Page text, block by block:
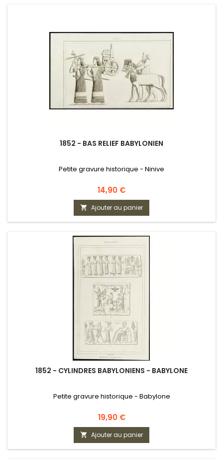
1852 - BAS RELIEF BABYLONIEN
Petite gravure historique - Ninive
Prix
14,90 €
 Ajouter au panier
1852 - CYLINDRES BABYLONIENS - BABYLONE
Petite gravure historique - Babylone
Prix
19,90 €
 Ajouter au panier